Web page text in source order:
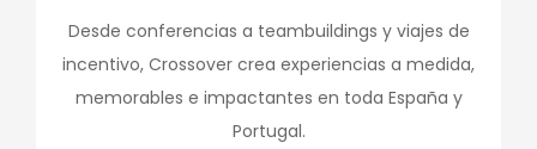
Desde conferencias a teambuildings y viajes de
incentivo, Crossover crea experiencias a medida,
memorables e impactantes en toda España y
Portugal.